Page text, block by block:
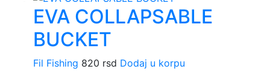
EVA COLLAPSABLE
BUCKET
Fil Fishing 820 rsd Dodaj u korpu